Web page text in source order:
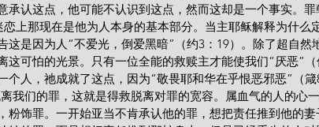
承认这点，他可能不认识到这点，然而这却是一个事实。
上那现在是他为人本身的基本部分。当主耶稣解释为什么
这是因为人“不爱光，倒爱黑暗”（约3：19）。除了超自然
这可怕的光景。只有一位全能的救赎主才能使我们“厌恶”
个人，祂成就了这点，因为“敬畏耶和华在乎恨恶邪恶”（箴
我们的罪，这就是得救脱离对罪的宽容。属血气的人的心
粉饰罪。一开始亚当不肯承认他的罪，想把责任推到他的